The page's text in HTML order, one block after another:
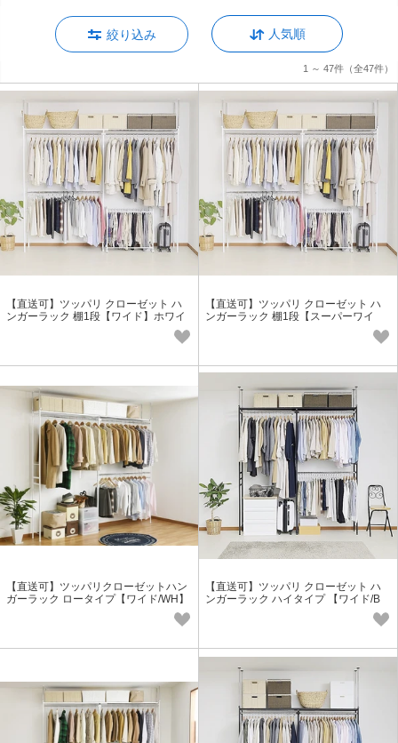
絞り込み 人気順
1 ～ 47件 （全47件）
【直送可】ツッパリ クローゼット ハ
ンガーラック 棚1段【ワイド】ホワイ
【直送可】ツッパリ クローゼット ハ
ンガーラック 棚1段【スーパーワイ
【直送可】ツッパリクローゼットハン
ガーラック ロータイプ【ワイド/WH】
【直送可】ツッパリ クローゼット ハ
ンガーラック ハイタイプ 【ワイド/B